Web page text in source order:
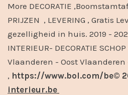
More DECORATIE
PRIJZEN , LEVERING , Gratis
gezelligheid in huis. 2019 -
INTERIEUR- DECORATIE
Vlaanderen - Oost Vlaanderen
, https://www.bol.com/be©
interieur.be